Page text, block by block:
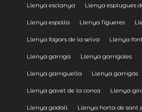
Llenya esclanya Llenya esplugues
Llenya espolla Llenya figueres
Llenya fogars de la selva Llenya
Llenya garriga Llenya garrigoles
Llenya garriguella Llenya garrigàs
Llenya gavet de la conca Llenya
Llenya godall Llenya horta de sant